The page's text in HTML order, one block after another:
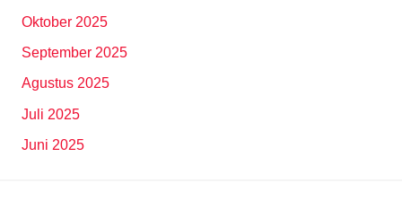
Oktober 2025
September 2025
Agustus 2025
Juli 2025
Juni 2025